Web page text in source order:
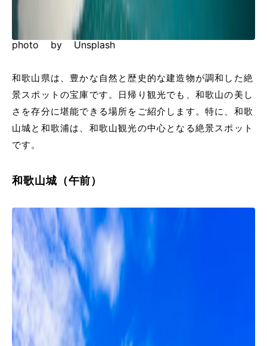
photo by Unsplash
和歌山県は、豊かな自然と歴史的な建造物が調和した絶
景スポットの宝庫です。日帰り観光でも、和歌山の美し
さを存分に堪能できる場所をご紹介します。特に、和歌
山城と和歌浦は、和歌山観光の中心となる絶景スポット
です。
和歌山城（午前）